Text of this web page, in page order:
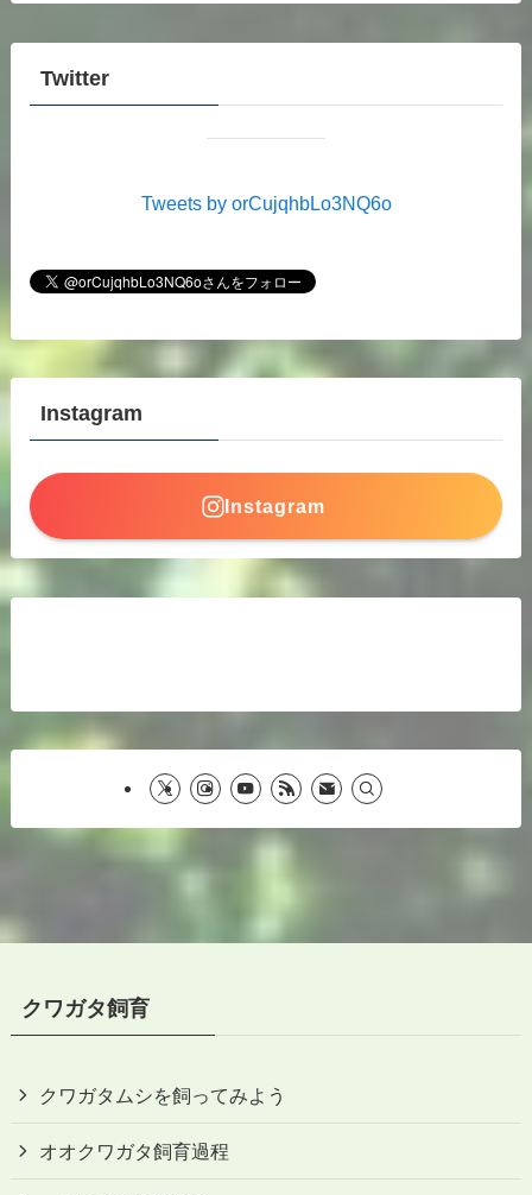
Twitter
Tweets by orCujqhbLo3NQ6o
Instagram
Instagram
クワガタ飼育
クワガタムシを飼ってみよう
オオクワガタ飼育過程